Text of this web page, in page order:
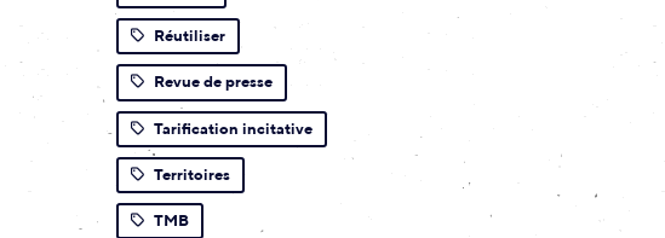
Réutiliser
Revue de presse
Tarification incitative
Territoires
TMB